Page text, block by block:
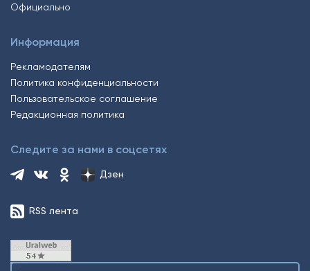
Официально
Информация
Рекламодателям
Политика конфиденциальности
Пользовательское соглашение
Редакционная политика
Следите за нами в соцсетях
Дзен
RSS лента